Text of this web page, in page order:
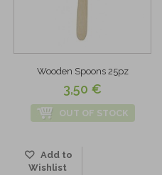
Wooden Spoons 25pz
3,50 €
OUT OF STOCK
Add to
Wishlist